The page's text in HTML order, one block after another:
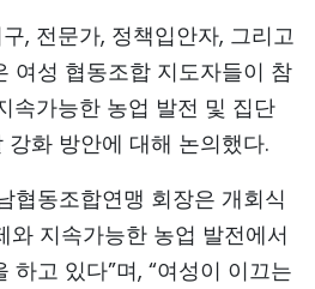
그래픽
스토리
소개
VIỆT
, 전문가, 정책입안자, 그리고
여성 협동조합 지도자들이 참
속가능한 농업 발전 및 집단
화 방안에 대해 논의했다.
협동조합연맹 회장은 개회식
와 지속가능한 농업 발전에서
하고 있다”며, “여성이 이끄는